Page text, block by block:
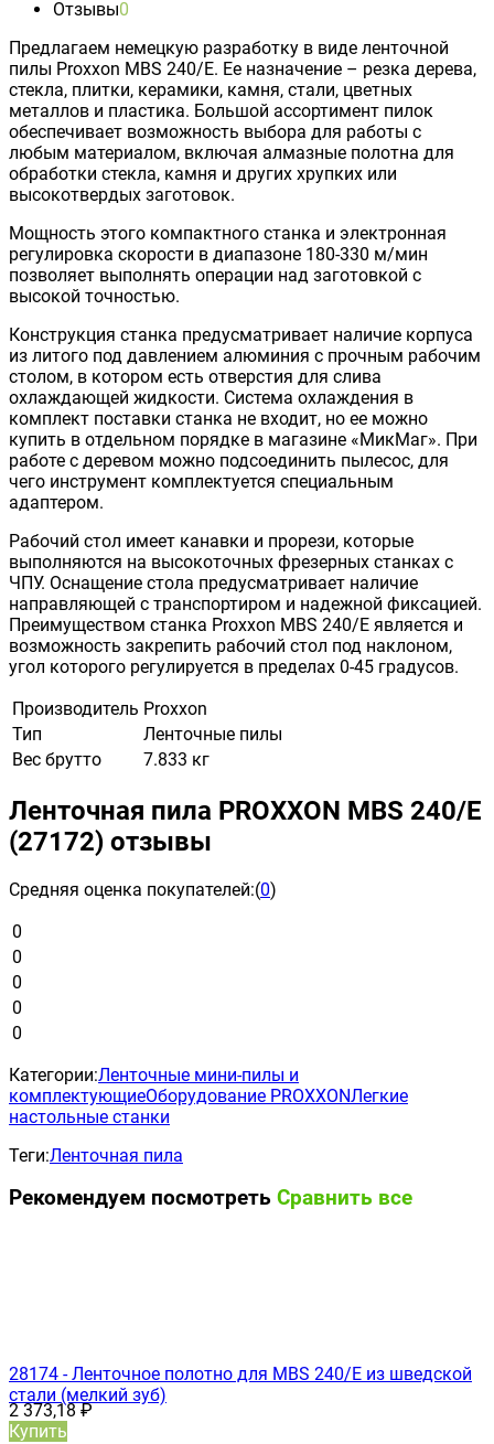
Отзывы0
Предлагаем немецкую разработку в виде ленточной
пилы Proxxon MBS 240/E. Ее назначение – резка дерева,
стекла, плитки, керамики, камня, стали, цветных
металлов и пластика. Большой ассортимент пилок
обеспечивает возможность выбора для работы с
любым материалом, включая алмазные полотна для
обработки стекла, камня и других хрупких или
высокотвердых заготовок.
Мощность этого компактного станка и электронная
регулировка скорости в диапазоне 180-330 м/мин
позволяет выполнять операции над заготовкой с
высокой точностью.
Конструкция станка предусматривает наличие корпуса
из литого под давлением алюминия с прочным рабочим
столом, в котором есть отверстия для слива
охлаждающей жидкости. Система охлаждения в
комплект поставки станка не входит, но ее можно
купить в отдельном порядке в магазине «МикМаг». При
работе с деревом можно подсоединить пылесос, для
чего инструмент комплектуется специальным
адаптером.
Рабочий стол имеет канавки и прорези, которые
выполняются на высокоточных фрезерных станках с
ЧПУ. Оснащение стола предусматривает наличие
направляющей с транспортиром и надежной фиксацией.
Преимуществом станка Proxxon MBS 240/E является и
возможность закрепить рабочий стол под наклоном,
угол которого регулируется в пределах 0-45 градусов.
Производитель Proxxon
Тип
Ленточные пилы
Вес брутто
7.833 кг
Ленточная пила PROXXON MBS 240/E
(27172) отзывы
Средняя оценка покупателей:(0)
0
0
0
0
0
Категории:Ленточные мини-пилы и
комплектующиеОборудование PROXXONЛегкие
настольные станки
Теги:Ленточная пила
Рекомендуем посмотреть Сравнить все
28174 - Ленточное полотно для MBS 240/E из шведской
стали (мелкий зуб)
2 373,18₽
Купить